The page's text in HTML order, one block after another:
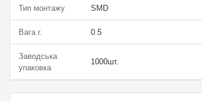
Тип монтажу SMD
Вага г. 0.5
Заводська
упаковка
1000шт.